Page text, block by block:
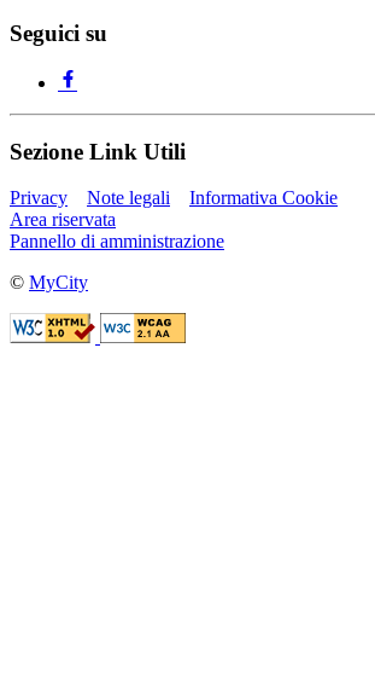
Seguici su
Sezione Link Utili
Privacy Note legali
Informativa Cookie
Area riservata
Pannello di amministrazione
© MyCity